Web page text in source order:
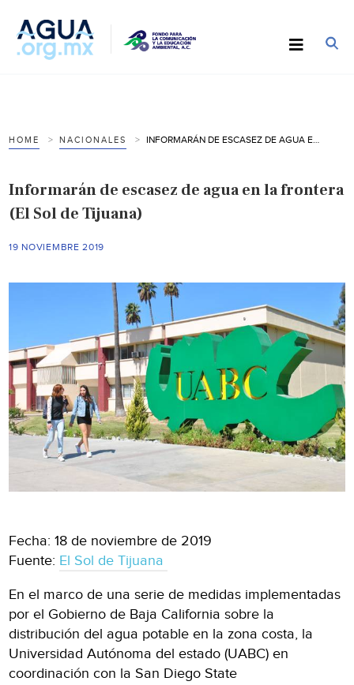
HOME NACIONALES
Informarán de escasez de agua en la frontera
(El Sol de Tijuana)
19 NOVIEMBRE 2019
Fecha: 18 de noviembre de 2019
Fuente: El Sol de Tijuana
En el marco de una serie de medidas implementadas
por el Gobierno de Baja California sobre la
distribución del agua potable en la zona costa, la
Universidad Autónoma del estado (UABC) en
coordinación con la San Diego State